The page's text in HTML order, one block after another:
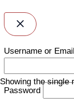
Showing the single
Username or
Password